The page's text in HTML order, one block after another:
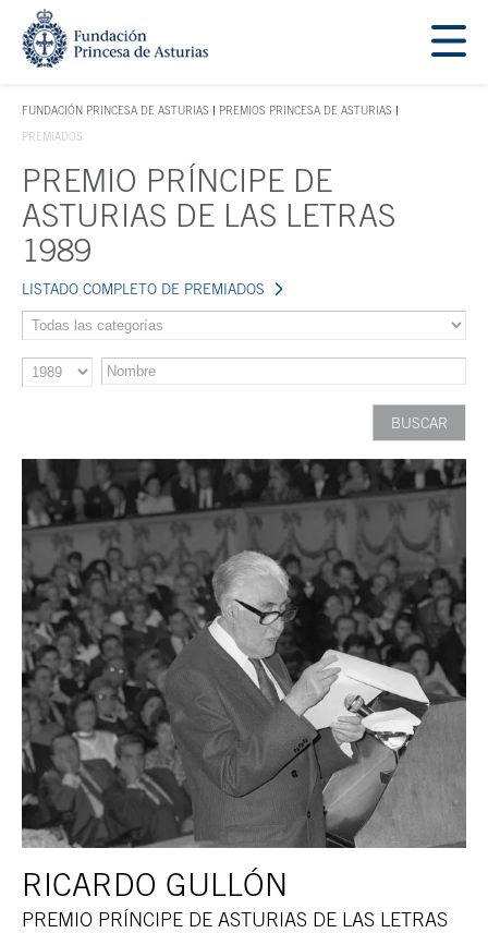
Saltar navegación. Ir directamente al contenido principal
FUNDACIÓN PRINCESA DE ASTURIAS
TECLA DE ACCESO 1
PREMIOS PRINCESA DE ASTURIAS
PREMIADOS
Contenido principal
PREMIO PRÍNCIPE DE
ASTURIAS DE LAS LETRAS
1989
LISTADO COMPLETO DE PREMIADOS
RICARDO GULLÓN
PREMIO PRÍNCIPE DE ASTURIAS DE LAS LETRAS